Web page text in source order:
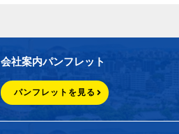
会社案内パンフレット
パンフレットを見る